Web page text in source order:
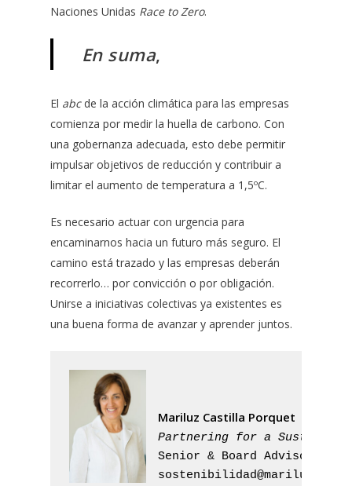
Naciones Unidas Race to Zero.
En suma,
El abcde la acción climática para las empresas
comienza por medir la huella de carbono. Con
una gobernanza adecuada, esto debe permitir
impulsar objetivos de reducción y contribuir a
limitar el aumento de temperatura a 1,5ºC.
Es necesario actuar con urgencia para
encaminarnos hacia un futuro más seguro. El
camino está trazado y las empresas deberán
recorrerlo… por convicción o por obligación.
Unirse a iniciativas colectivas ya existentes es
una buena forma de avanzar y aprender juntos.
Mariluz Castilla Porquet
Partnering for a